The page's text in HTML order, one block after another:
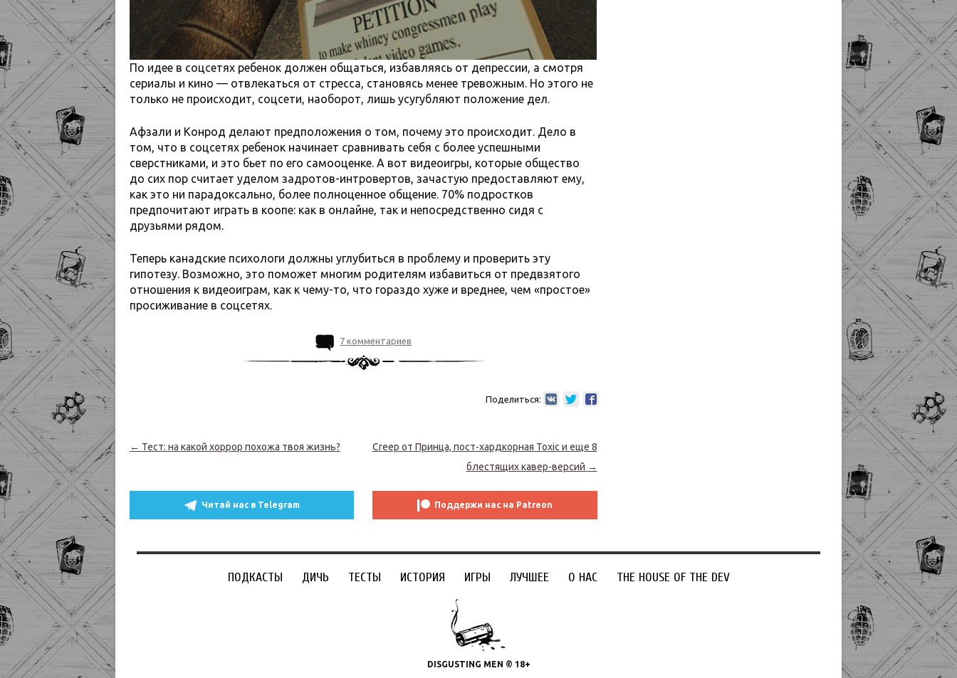
По идее в соцсетях ребенок должен общаться, избавляясь от депрессии, а смотря
сериалы и кино — отвлекаться от стресса, становясь менее тревожным. Но этого не
только не происходит, соцсети, наоборот, лишь усугубляют положение дел.
Афзали и Конрод делают предположения о том, почему это происходит. Дело в
том, что в соцсетях ребенок начинает сравнивать себя с более успешными
сверстниками, и это бьет по его самооценке. А вот видеоигры, которые общество
до сих пор считает уделом задротов-интровертов, зачастую предоставляют ему,
как это ни парадоксально, более полноценное общение. 70% подростков
предпочитают играть в коопе: как в онлайне, так и непосредственно сидя с
друзьями рядом.
Теперь канадские психологи должны углубиться в проблему и проверить эту
гипотезу. Возможно, это поможет многим родителям избавиться от предвзятого
отношения к видеоиграм, как к чему-то, что гораздо хуже и вреднее, чем «простое»
просиживание в соцсетях.
7 комментариев
Поделиться:
Навигация по записям
← Тест: на какой хоррор похожа твоя жизнь?
Creep от Принца, пост-хардкорная Toxic и еще 8
блестящих кавер-версий →
Читай нас в Telegram Поддержи нас на Patreon
ПОДКАСТЫ ДИЧЬ ТЕСТЫ ИСТОРИЯ ИГРЫ ЛУЧШЕЕ О НАС THE HOUSE OF THE DEV
DISGUSTING MEN © 18+